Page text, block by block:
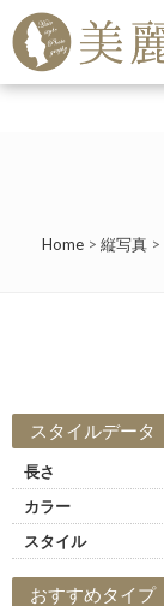
Home> 縦写真>
スタイルデータ
長さ
カラー
スタイル
おすすめタイプ